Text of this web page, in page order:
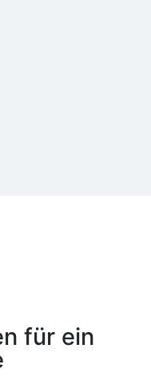
für ein